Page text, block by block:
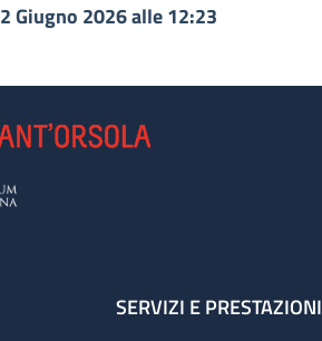
Giugno 2026 alle 12:23
SERVIZI E PRESTAZIONI